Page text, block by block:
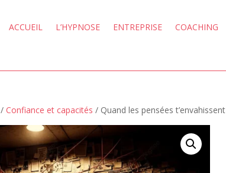
ACCUEIL L’HYPNOSE ENTREPRISE COACHING
/Confiance et capacités / Quand les pensées t’envahissent